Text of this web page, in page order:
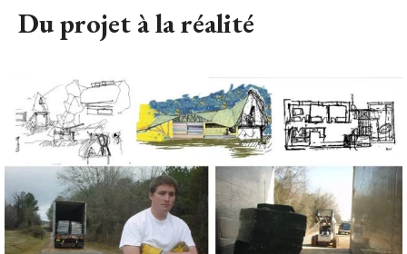
Du projet à la réalité